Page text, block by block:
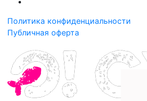
Политика конфиденциальности
Публичная оферта